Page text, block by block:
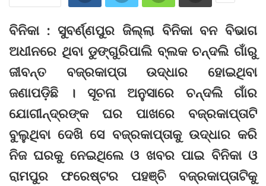
ବିନିକା : ସୁବର୍ଣ୍ଣପୁର ଜିଲ୍ଲା ବିନିକା ବନ ବିଭାଗ
ଅଧୀନରେ ଥିବା ଡୁଙ୍ଗୁରିପାଲି ବ୍ଲକ ଚନ୍ଦଲି ଗାଁରୁ
ଜୀବନ୍ତ ବଜ୍ରକାପ୍ତା ଉଦ୍ଧାର ହୋଇଥିବା
ଜଣାପଡ଼ିଛି । ସୂଚନା ଅନୁସାରେ ଚନ୍ଦଲି ଗାଁର
ଯୋଗୀନ୍ଦ୍ରଙ୍କ ଘର ପାଖରେ ବଜ୍ରକାପ୍ତାଟି
ବୁଲୁଥିବା ଦେଖି ସେ ବଜ୍ରକାପ୍ତାକୁ ଉଦ୍ଧାର କରି
ନିଜ ଘରକୁ ନେଇଥିଲେ ଓ ଖବର ପାଇ ବିନିକା ଓ
ରାମପୁର ଫରେଷ୍ଟର ପହଞ୍ଚି ବଜ୍ରକାପ୍ତାଟିକୁ